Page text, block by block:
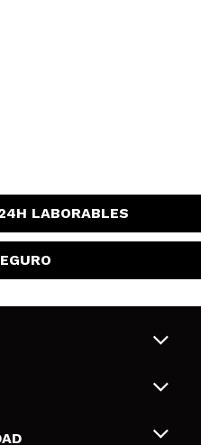
LABORABLES